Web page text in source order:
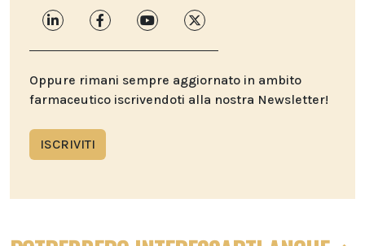
Oppure rimani sempre aggiornato in ambito
farmaceutico iscrivendoti alla nostra Newsletter!
ISCRIVITI